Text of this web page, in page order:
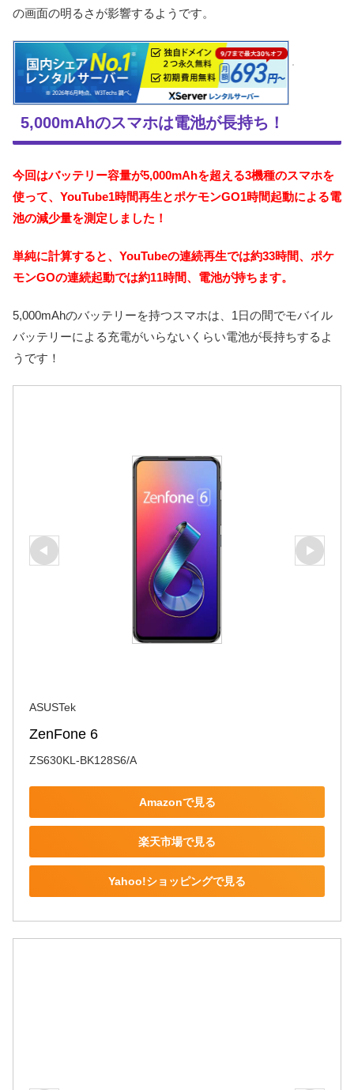
の画面の明るさが影響するようです。
5,000mAhのスマホは電池が長持ち！
今回はバッテリー容量が5,000mAhを超える3機種のスマホを
使って、YouTube1時間再生とポケモンGO1時間起動による電
池の減少量を測定しました！
単純に計算すると、YouTubeの連続再生では約33時間、ポケ
モンGOの連続起動では約11時間、電池が持ちます。
5,000mAhのバッテリーを持つスマホは、1日の間でモバイル
バッテリーによる充電がいらないくらい電池が長持ちするよ
うです！
ASUSTek
ZenFone 6
ZS630KL-BK128S6/A
Amazonで見る
楽天市場で見る
Yahoo!ショッピングで見る